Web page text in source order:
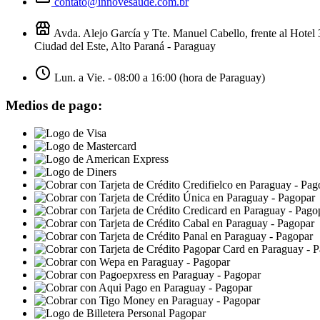
Avda. Alejo García y Tte. Manuel Cabello, frente al Hotel
Ciudad del Este, Alto Paraná - Paraguay
Lun. a Vie. - 08:00 a 16:00 (hora de Paraguay)
Medios de pago: